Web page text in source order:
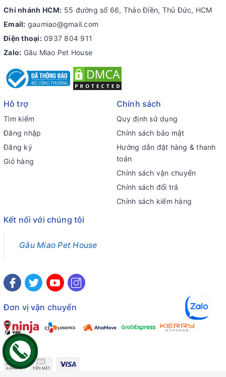
Chi nhánh HCM: 55 đường số 66, Thảo Điền, Thủ Đức, HCM
Email: gaumiao@gmail.com
Điện thoại: 0937 804 911
Zalo: Gâu Miao Pet House
Hỗ trợ
Tìm kiếm
Đăng nhập
Đăng ký
Giỏ hàng
Chính sách
Quy định sử dụng
Chính sách bảo mật
Hướng dẫn đặt hàng & thanh
toán
Chính sách vận chuyển
Chính sách đổi trả
Chính sách kiểm hàng
Kết nối với chúng tôi
Gâu Miao Pet House
Đơn vị vận chuyển